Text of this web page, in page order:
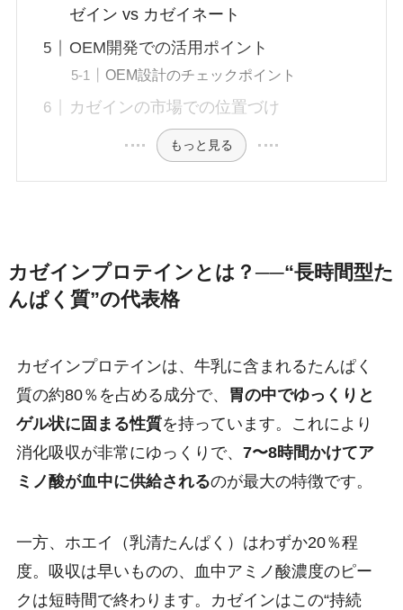
ゼイン vs カゼイネート
OEM開発での活用ポイント
OEM設計のチェックポイント
カゼインの市場での位置づけ
もっと見る
カゼインプロテインとは？──“長時間型た
んぱく質”の代表格
カゼインプロテインは、牛乳に含まれるたんぱく
質の約80％を占める成分で、
胃の中でゆっくりと
ゲル状に固まる性質を持っています。これにより
消化吸収が非常にゆっくりで、 7〜8時間かけてア
ミノ酸が血中に供給されるのが最大の特徴です。
一方、ホエイ（乳清たんぱく）はわずか20％程
度。吸収は早いものの、血中アミノ酸濃度のピー
クは短時間で終わります。カゼインはこの“持続